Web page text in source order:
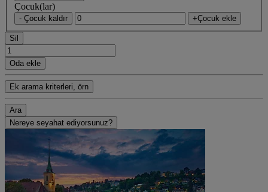
Çocuk(lar)
- Çocuk kaldır +Çocuk ekle
Sil
Oda ekle
Ek arama kriterleri, örn
Ara
Nereye seyahat ediyorsunuz?